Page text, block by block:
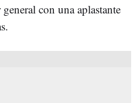
con una aplastante